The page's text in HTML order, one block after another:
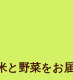
と野菜をお